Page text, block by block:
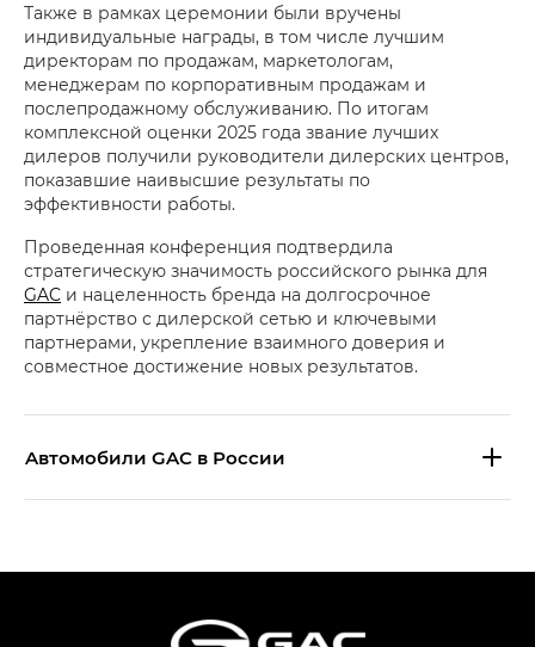
Также в рамках церемонии были вручены
индивидуальные награды, в том числе лучшим
директорам по продажам, маркетологам,
менеджерам по корпоративным продажам и
послепродажному обслуживанию. По итогам
комплексной оценки 2025 года звание лучших
дилеров получили руководители дилерских центров,
показавшие наивысшие результаты по
эффективности работы.
Проведенная конференция подтвердила
стратегическую значимость российского рынка для
GAC и нацеленность бренда на долгосрочное
партнёрство с дилерской сетью и ключевыми
партнерами, укрепление взаимного доверия и
совместное достижение новых результатов.
Aвтомобили GAC в России
Эс Икс ПРЕМИУМ — SX PREMIUM
S7 — Эс 7 (S7) в комплектациях